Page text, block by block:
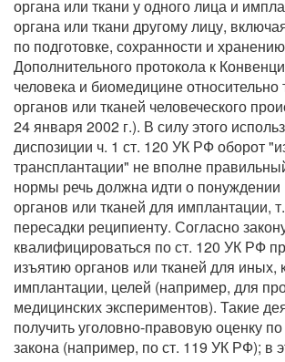
органа или ткани у одного лица и
органа или ткани другому лицу,
по подготовке, сохранности и
Дополнительного протокола к
человека и биомедицине относительно
органов или тканей человеческого
24 января 2002 г.). В силу этого
диспозиции ч. 1 ст. 120 УК РФ оборот
трансплантации" не вполне
нормы речь должна идти о понуждении
органов или тканей для имплантации,
пересадки реципиенту. Согласно
квалифицироваться по ст. 120 УК РФ
изъятию органов или тканей для иных,
имплантации, целей (например, для
медицинских экспериментов). Такие
получить уголовно-правовую оценку
закона (например, по ст. 119 УК РФ); в